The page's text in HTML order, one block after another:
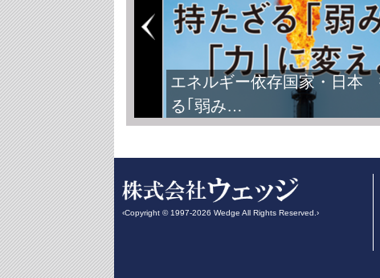
エネルギー依存国家・日本
る｢弱み…
‹Copyright © 1997-2026 Wedge All Rights Reserved.›